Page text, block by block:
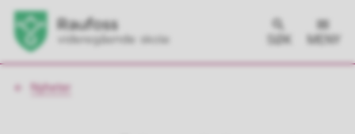
SØK MENY
Du
Nyheter